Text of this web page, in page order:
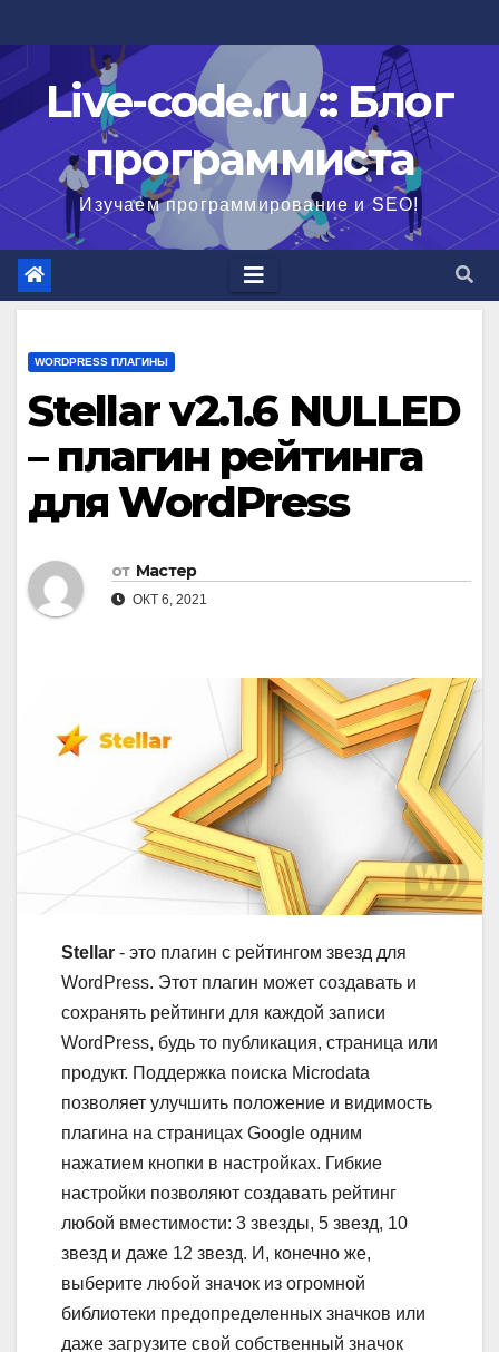
к
содержимому
Live-code.ru :: Блог
программиста
Изучаем программирование и SEO!
WORDPRESS ПЛАГИНЫ
Stellar v2.1.6 NULLED
– плагин рейтинга
для WordPress
от Мастер
ОКТ 6, 2021
Stellar - это плагин с рейтингом звезд для
WordPress. Этот плагин может создавать и
сохранять рейтинги для каждой записи
WordPress, будь то публикация, страница или
продукт. Поддержка поиска Microdata
позволяет улучшить положение и видимость
плагина на страницах Google одним
нажатием кнопки в настройках. Гибкие
настройки позволяют создавать рейтинг
любой вместимости: 3 звезды, 5 звезд, 10
звезд и даже 12 звезд. И, конечно же,
выберите любой значок из огромной
библиотеки предопределенных значков или
даже загрузите свой собственный значок